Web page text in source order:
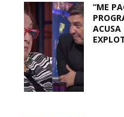
“ME
ACUSA